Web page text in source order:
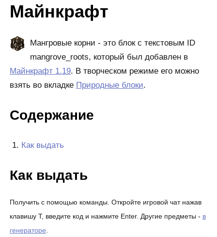
Майнкрафт
Мангровые корни - это блок с текстовым ID
mangrove_roots, который был добавлен в
Майнкрафт 1.19. В творческом режиме его можно
взять во вкладке Природные блоки.
Содержание
Как выдать
Как выдать
Получить с помощью команды. Откройте игровой чат нажав
клавишу T, введите код и нажмите Enter. Другие предметы - в
генераторе.